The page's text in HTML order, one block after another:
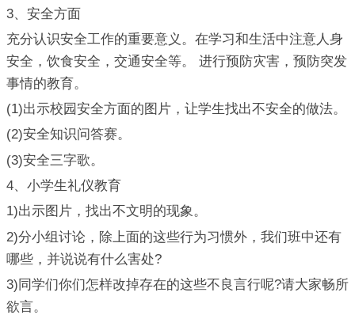
3、安全方面
充分认识安全工作的重要意义。在学习和生活中注意人身
安全，饮食安全，交通安全等。 进行预防灾害，预防突发
事情的教育。
(1)出示校园安全方面的图片，让学生找出不安全的做法。
(2)安全知识问答赛。
(3)安全三字歌。
4、小学生礼仪教育
1)出示图片，找出不文明的现象。
2)分小组讨论，除上面的这些行为习惯外，我们班中还有
哪些，并说说有什么害处?
3)同学们你们怎样改掉存在的这些不良言行呢?请大家畅所
欲言。